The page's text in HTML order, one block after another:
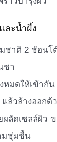
ละน้ำผึ้ง
มชาติ 2 ช้อน
ชา
หมดให้เข้ากั
ล้วล้างออกด้
ผลัดเซลล์ผิว
มชุ่มชื้น